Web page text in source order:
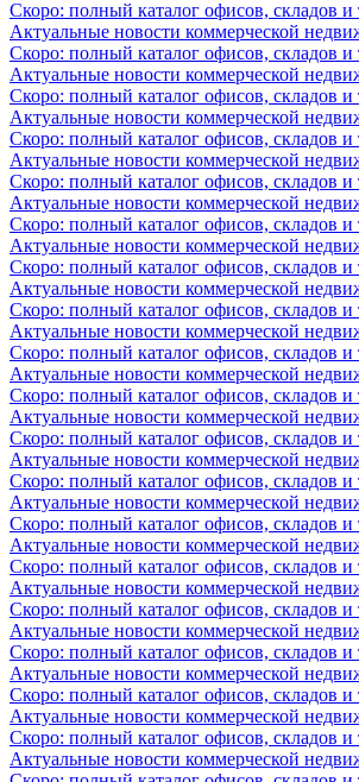
Скоро: полный каталог офисов, складов
Актуальные новости коммерческой
Скоро: полный каталог офисов, складов
Актуальные новости коммерческой
Скоро: полный каталог офисов, складов
Актуальные новости коммерческой
Скоро: полный каталог офисов, складов
Актуальные новости коммерческой
Скоро: полный каталог офисов, складов
Актуальные новости коммерческой
Скоро: полный каталог офисов, складов
Актуальные новости коммерческой
Скоро: полный каталог офисов, складов
Актуальные новости коммерческой
Скоро: полный каталог офисов, складов
Актуальные новости коммерческой
Скоро: полный каталог офисов, складов
Актуальные новости коммерческой
Скоро: полный каталог офисов, складов
Актуальные новости коммерческой
Скоро: полный каталог офисов, складов
Актуальные новости коммерческой
Скоро: полный каталог офисов, складов
Актуальные новости коммерческой
Скоро: полный каталог офисов, складов
Актуальные новости коммерческой
Скоро: полный каталог офисов, складов
Актуальные новости коммерческой
Скоро: полный каталог офисов, складов
Актуальные новости коммерческой
Скоро: полный каталог офисов, складов
Актуальные новости коммерческой
Скоро: полный каталог офисов, складов
Актуальные новости коммерческой
Скоро: полный каталог офисов, складов
Актуальные новости коммерческой